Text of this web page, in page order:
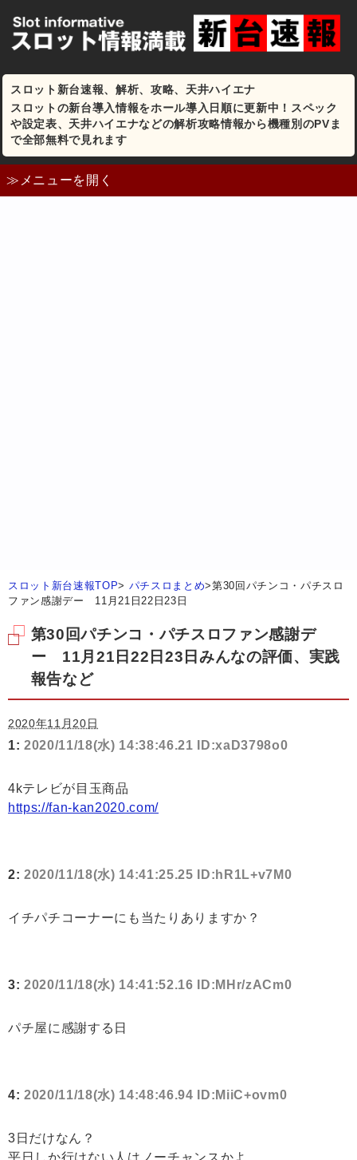
スロット新台速報、解析、攻略、天井ハイエナ
スロットの新台導入情報をホール導入日順に更新中！スペック
や設定表、天井ハイエナなどの解析攻略情報から機種別のPVま
で全部無料で見れます
≫メニューを開く
スロット新台速報TOP> パチスロまとめ>第30回パチンコ・パチスロ
ファン感謝デー 11月21日22日23日
第30回パチンコ・パチスロファン感謝デ
ー 11月21日22日23日みんなの評価、実践
報告など
2020年11月20日
1: 2020/11/18(水) 14:38:46.21 ID:xaD3798o0
4kテレビが目玉商品
https://fan-kan2020.com/
2: 2020/11/18(水) 14:41:25.25 ID:hR1L+v7M0
イチパチコーナーにも当たりありますか？
3: 2020/11/18(水) 14:41:52.16 ID:MHr/zACm0
パチ屋に感謝する日
4: 2020/11/18(水) 14:48:46.94 ID:MiiC+ovm0
3日だけなん？